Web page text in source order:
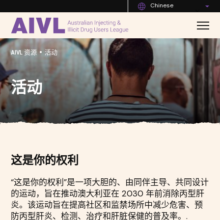
Chinese
AIVL 资源 • 活动
活动
这是你的权利
“这是你的权利”是一项大胆的、由同伴主导、共同设计
的运动，旨在推动澳大利亚在 2030 年前消除丙型肝
炎。该运动旨在提高社区和监禁场所中减少危害、预
防丙型肝炎、检测、治疗和肝脏保健的普及率。.